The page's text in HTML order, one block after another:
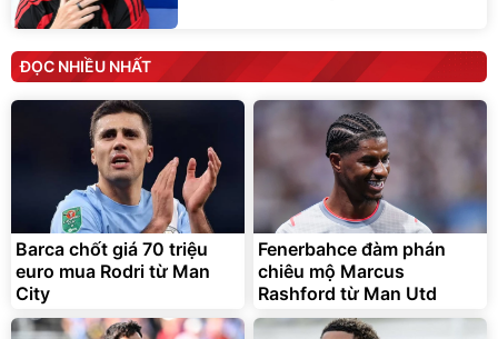
ĐỌC NHIỀU NHẤT
Barca chốt giá 70 triệu
euro mua Rodri từ Man
City
Fenerbahce đàm phán
chiêu mộ Marcus
Rashford từ Man Utd